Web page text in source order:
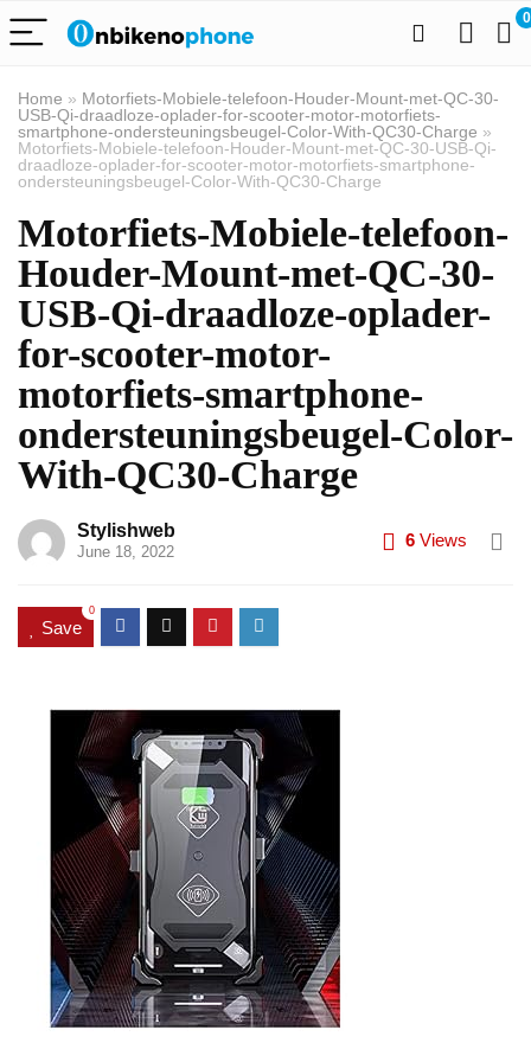
0
Home » Motorfiets-Mobiele-telefoon-Houder-Mount-met-QC-30-
USB-Qi-draadloze-oplader-for-scooter-motor-motorfiets-
smartphone-ondersteuningsbeugel-Color-With-QC30-Charge »
Motorfiets-Mobiele-telefoon-Houder-Mount-met-QC-30-USB-Qi-
draadloze-oplader-for-scooter-motor-motorfiets-smartphone-
ondersteuningsbeugel-Color-With-QC30-Charge
Motorfiets-Mobiele-telefoon-
Houder-Mount-met-QC-30-
USB-Qi-draadloze-oplader-
for-scooter-motor-
motorfiets-smartphone-
ondersteuningsbeugel-Color-
With-QC30-Charge
Stylishweb
June 18, 2022
6 Views
Save
0